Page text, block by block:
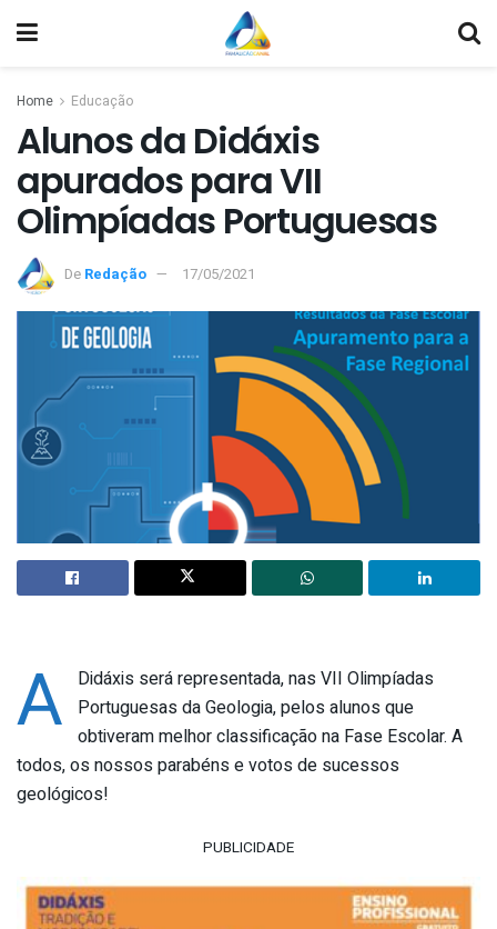
Home Educação
Alunos da Didáxis
apurados para VII
Olimpíadas Portuguesas
De Redação 17/05/2021
A
Didáxis será representada, nas VII Olimpíadas
Portuguesas da Geologia, pelos alunos que
obtiveram melhor classificação na Fase Escolar. A
todos, os nossos parabéns e votos de sucessos
geológicos!
PUBLICIDADE